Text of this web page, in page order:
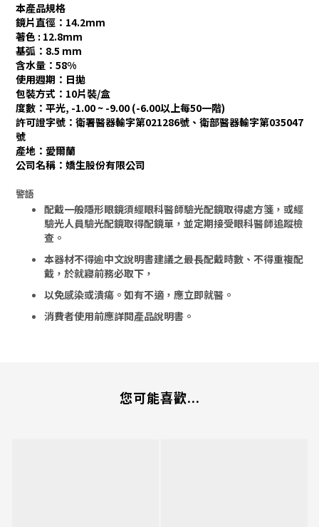
本產品規格
鏡片直徑：14.2mm
著色 : 12.8mm
基弧：8.5 mm
含水量：58%
使用週期：日拋
包裝方式：10片裝/盒
度數：平光, -1.00 ~ -9.00 (-6.00以上每50一階)
許可證字號：衛署醫器輸字第021286號、 衛部醫器輸字第035047
號
產地：愛爾蘭
公司名稱：嬌生股份有限公司
警語
配戴一般隱形眼鏡須經眼科醫師驗光配鏡取得處方箋，或經
驗光人員驗光配鏡取得配鏡單，並定期接受眼科醫師追蹤檢
查。
本器材不得逾中文說明書建議之最長配戴時數、不得重複配
戴，於就寢前務必取下，
以免感染或潰瘍。 如有不適，應立即就醫。
消費者使用前應詳閱產品說明書。
您可能喜歡...